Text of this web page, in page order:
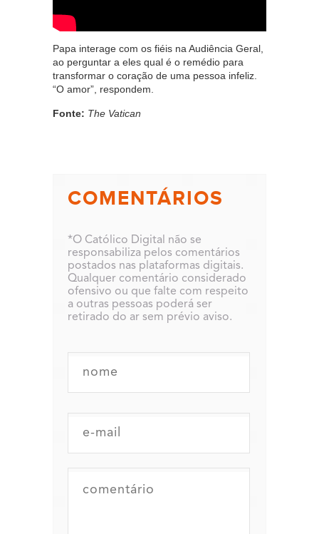
Papa interage com os fiéis na Audiência Geral,
ao perguntar a eles qual é o remédio para
transformar o coração de uma pessoa infeliz.
“O amor”, respondem.
Fonte: The Vatican
COMENTÁRIOS
*O Católico Digital não se
responsabiliza pelos comentários
postados nas plataformas digitais.
Qualquer comentário considerado
ofensivo ou que falte com respeito
a outras pessoas poderá ser
retirado do ar sem prévio aviso.